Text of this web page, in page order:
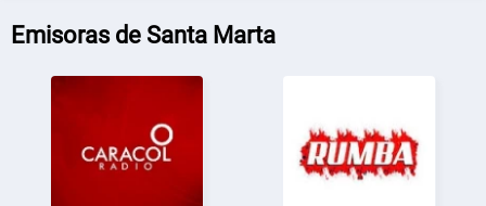
Emisoras de Santa Marta